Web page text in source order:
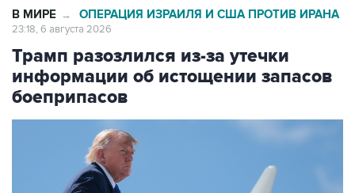
В МИРЕ → ОПЕРАЦИЯ ИЗРАИЛЯ И США ПРОТИВ ИРАНА
23:18, 6 августа 2026
Трамп разозлился из-за утечки
информации об истощении запасов
боеприпасов